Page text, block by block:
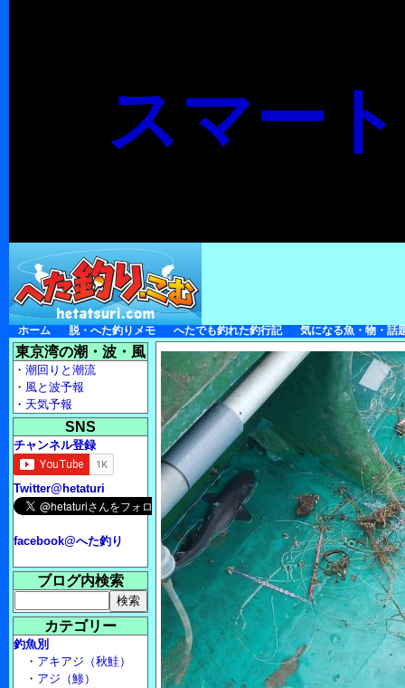
スマー
ホーム 脱・へた釣りメモ へたでも釣れた釣行記 気になる魚・物・話
東京湾の潮・波・風
・ 潮回りと潮流
・ 風と波予報
・ 天気予報
SNS
チャンネル登録
Twitter@hetaturi
facebook@へた釣り
ブログ内検索
カテゴリー
釣魚別
・ アキアジ（秋鮭）
・ アジ（鯵）